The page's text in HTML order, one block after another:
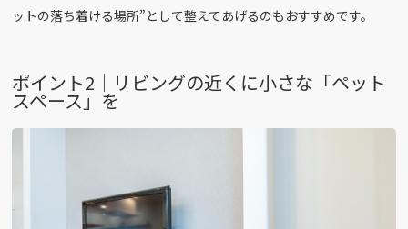
ットの落ち着ける場所”として整えてあげるのもおすすめです。
ポイント2｜リビングの近くに小さな「ペット
スペース」を